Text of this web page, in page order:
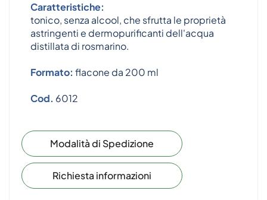
Caratteristiche:
tonico, senza alcool, che sfrutta le proprietà
astringenti e dermopurificanti dell'acqua
distillata di rosmarino.
Formato: flacone da 200 ml
Cod. 6012
Modalità di Spedizione
Richiesta informazioni